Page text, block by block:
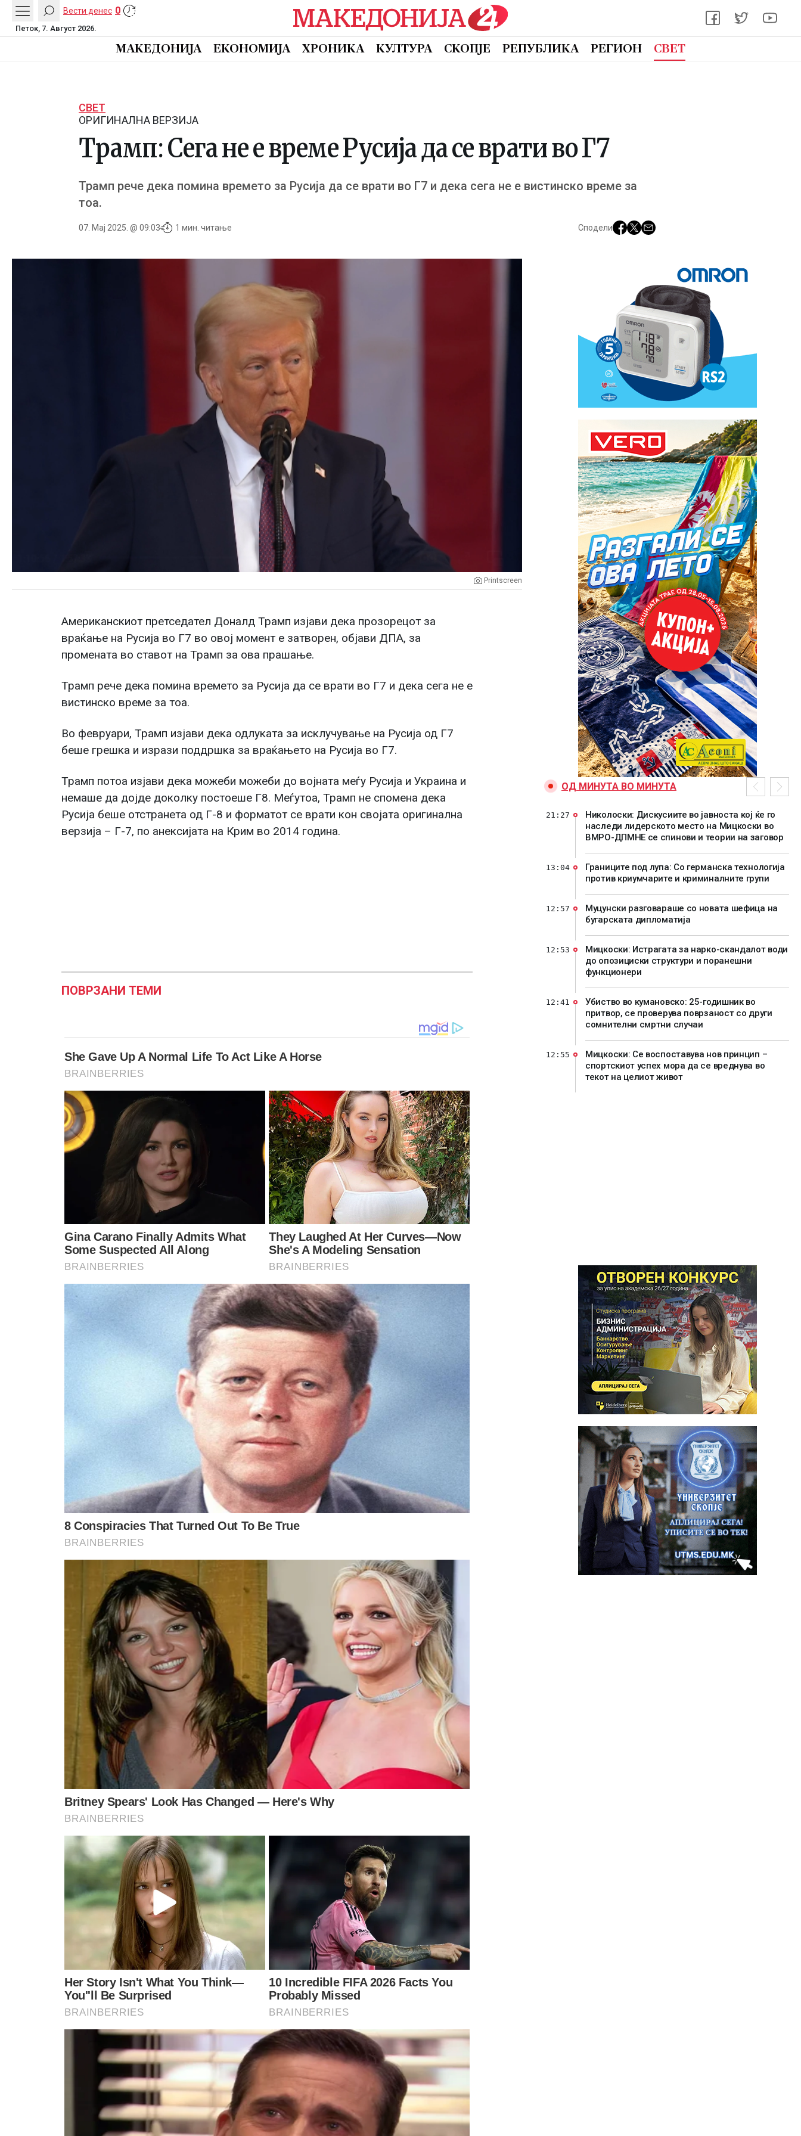
Вести денес 0
Петок, 7. Август 2026.
МАКЕДОНИЈА ЕКОНОМИЈА ХРОНИКА КУЛТУРА СКОПЈЕ РЕПУБЛИКА РЕГИОН СВЕТ
СВЕТ
ОРИГИНАЛНА ВЕРЗИЈА
Трамп: Сега не е време Русија да се врати во Г7
Трамп рече дека помина времето за Русија да се врати во Г7 и дека сега не е вистинско време за
тоа.
07. Мај 2025. @ 09:03 1 мин. читање Сподели
Printscreen
Американскиот претседател Доналд Трамп изјави дека прозорецот за
враќање на Русија во Г7 во овој момент е затворен, објави ДПА, за
промената во ставот на Трамп за ова прашање.
Трамп рече дека помина времето за Русија да се врати во Г7 и дека сега не е
вистинско време за тоа.
Во февруари, Трамп изјави дека одлуката за исклучување на Русија од Г7
беше грешка и изрази поддршка за враќањето на Русија во Г7.
Трамп потоа изјави дека можеби можеби до војната меѓу Русија и Украина и
немаше да дојде доколку постоеше Г8. Меѓутоа, Трамп не спомена дека
Русија беше отстранета од Г-8 и форматот се врати кон својата оригинална
верзија – Г-7, по анексијата на Крим во 2014 година.
ПОВРЗАНИ ТЕМИ
ОД МИНУТА ВО МИНУТА
Николоски: Дискусиите во јавноста кој ќе го
наследи лидерското место на Мицкоски во
ВМРО-ДПМНЕ се спинови и теории на заговор
21:27
Границите под лупа: Со германска технологија
против криумчарите и криминалните групи
13:04
Муцунски разговараше со новата шефица на
бугарската дипломатија
12:57
Мицкоски: Истрагата за нарко-скандалот води
до опозициски структури и поранешни
функционери
12:53
Убиство во кумановско: 25-годишник во
притвор, се проверува поврзаност со други
сомнителни смртни случаи
12:41
Мицкоски: Се воспоставува нов принцип –
спортскиот успех мора да се вреднува во
текот на целиот живот
12:55